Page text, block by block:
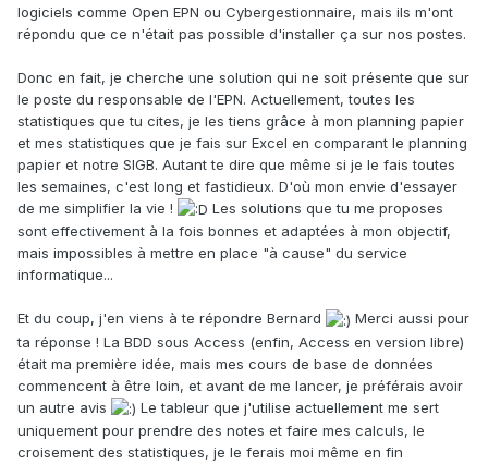
logiciels comme Open EPN ou Cybergestionnaire, mais ils m'ont
répondu que ce n'était pas possible d'installer ça sur nos postes.
Donc en fait, je cherche une solution qui ne soit présente que sur
le poste du responsable de l'EPN. Actuellement, toutes les
statistiques que tu cites, je les tiens grâce à mon planning papier
et mes statistiques que je fais sur Excel en comparant le planning
papier et notre SIGB. Autant te dire que même si je le fais toutes
les semaines, c'est long et fastidieux. D'où mon envie d'essayer
de me simplifier la vie !
Les solutions que tu me proposes
sont effectivement à la fois bonnes et adaptées à mon objectif,
mais impossibles à mettre en place "à cause" du service
informatique...
Et du coup, j'en viens à te répondre Bernard
Merci aussi pour
ta réponse ! La BDD sous Access (enfin, Access en version libre)
était ma première idée, mais mes cours de base de données
commencent à être loin, et avant de me lancer, je préférais avoir
un autre avis
Le tableur que j'utilise actuellement me sert
uniquement pour prendre des notes et faire mes calculs, le
croisement des statistiques, je le ferais moi même en fin